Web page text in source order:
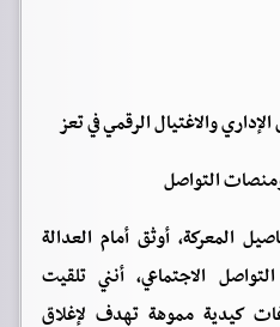
والاغتيال الرقمي في تعز
التواصل
المعركة، أوثق أمام العدالة
الاجتماعي، أنني تلقيت
كيدية مموهة تهدف لإغلاق